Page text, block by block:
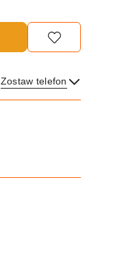
Zostaw telefon
Wyślij